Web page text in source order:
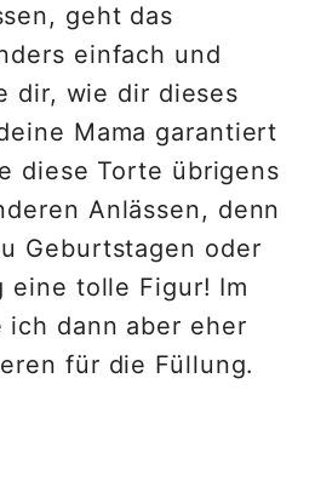
geht das
einfach und
dir, wie dir dieses
Mama garantiert
diese Torte übrigens
Anlässen, denn
Geburtstagen oder
eine tolle Figur! Im
ich dann aber eher
für die Füllung.